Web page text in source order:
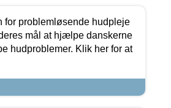
for problemløsende hudpleje
mål at hjælpe danskerne
hudproblemer. Klik her for at